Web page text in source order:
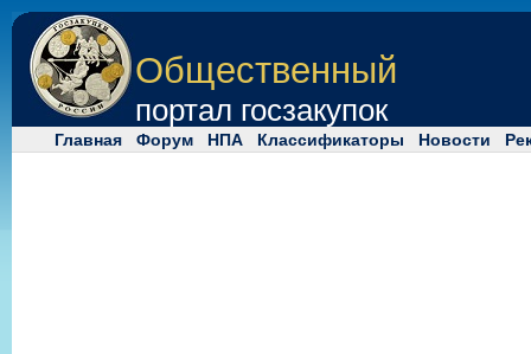
Общественный
портал госзакупок
Главная Форум НПА Классификаторы Новости